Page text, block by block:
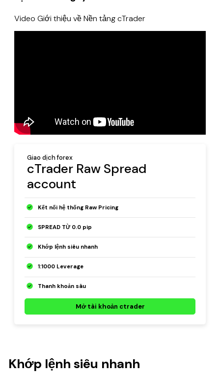
Video Giới thiệu về Nền tảng cTrader
Giao dịch forex
cTrader Raw Spread
account
Kết nối hệ thống Raw Pricing
SPREAD TỪ 0.0 pip
Khớp lệnh siêu nhanh
1:1000 Leverage
Thanh khoản sâu
Mở tài khoản ctrader
Khớp lệnh siêu nhanh